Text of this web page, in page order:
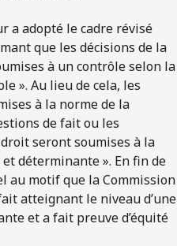
a adopté le cadre révisé
que les décisions de la
à un contrôle selon la
». Au lieu de cela, les
à la norme de la
de fait ou les
seront soumises à la
déterminante ». En fin de
au motif que la Commission
atteignant le niveau d’une
et a fait preuve d’équité